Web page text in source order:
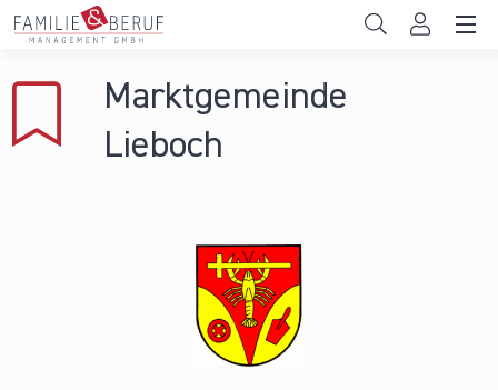
Direkt zum Inhalt
Gemeinden
Marktgemeinde
Lieboch